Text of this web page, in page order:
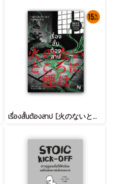
เรื่องสั้นต้องสาป [火のないところに煙は]